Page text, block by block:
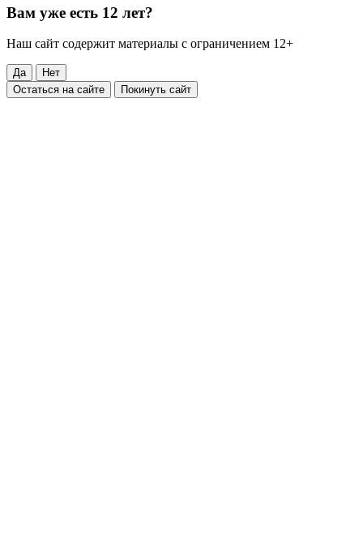
Вам уже есть 12 лет?
Наш сайт содержит материалы с ограничением 12+
Да
Нет
Остаться на сайте
Покинуть сайт